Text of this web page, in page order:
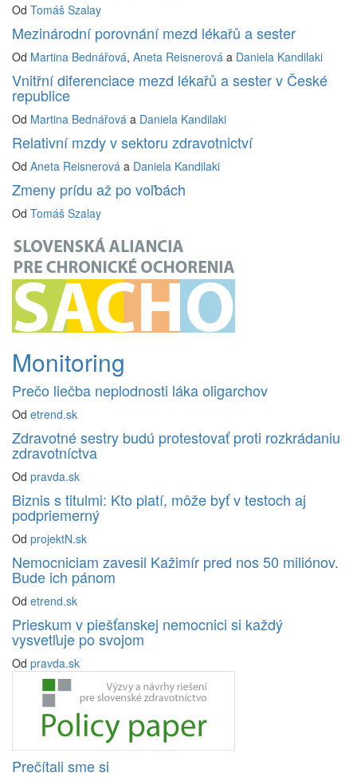
Od Tomáš Szalay
Mezinárodní porovnání mezd lékařů a sester
Od Martina Bednářová, Aneta Reisnerová a Daniela Kandilaki
Vnitřní diferenciace mezd lékařů a sester v České
republice
Od Martina Bednářová a Daniela Kandilaki
Relativní mzdy v sektoru zdravotnictví
Od Aneta Reisnerová a Daniela Kandilaki
Zmeny prídu až po voľbách
Od Tomáš Szalay
Monitoring
Prečo liečba neplodnosti láka oligarchov
Od etrend.sk
Zdravotné sestry budú protestovať proti rozkrádaniu
zdravotníctva
Od pravda.sk
Biznis s titulmi: Kto platí, môže byť v testoch aj
podpriemerný
Od projektN.sk
Nemocniciam zavesil Kažimír pred nos 50 miliónov.
Bude ich pánom
Od etrend.sk
Prieskum v piešťanskej nemocnici si každý
vysvetľuje po svojom
Od pravda.sk
Prečítali sme si